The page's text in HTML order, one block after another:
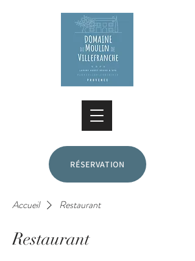
RÉSERVATION
Accueil Restaurant
Restaurant